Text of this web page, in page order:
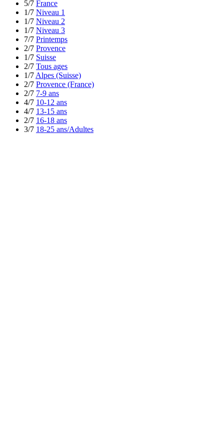
5/7 France
1/7 Niveau 1
1/7 Niveau 2
1/7 Niveau 3
7/7 Printemps
2/7 Provence
1/7 Suisse
2/7 Tous ages
1/7 Alpes (Suisse)
2/7 Provence (France)
2/7 7-9 ans
4/7 10-12 ans
4/7 13-15 ans
2/7 16-18 ans
3/7 18-25 ans/Adultes